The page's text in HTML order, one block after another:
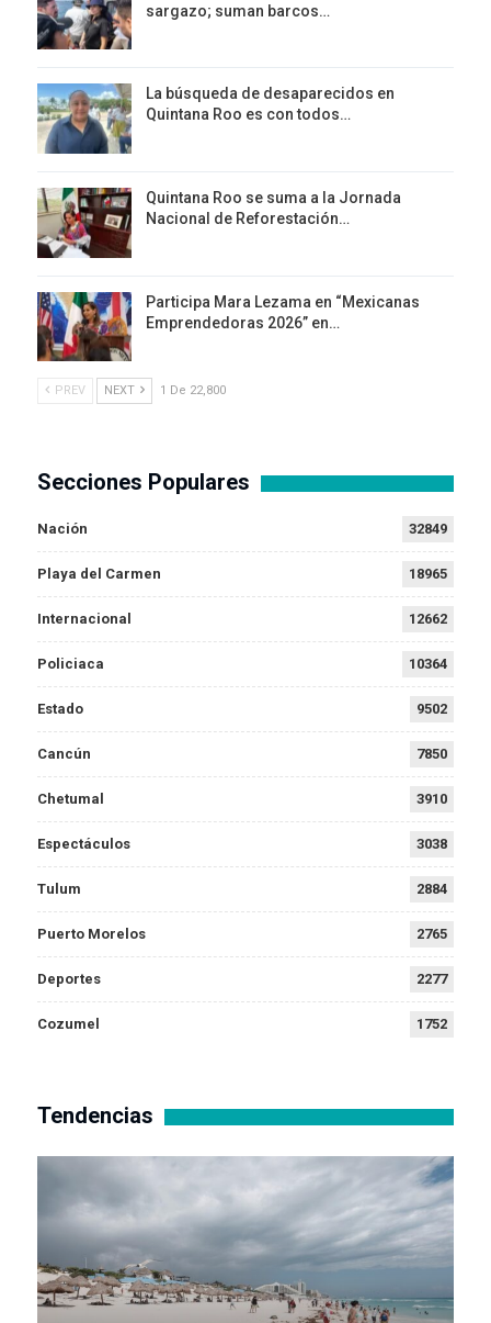
sargazo; suman barcos…
La búsqueda de desaparecidos en
Quintana Roo es con todos…
Quintana Roo se suma a la Jornada
Nacional de Reforestación…
Participa Mara Lezama en “Mexicanas
Emprendedoras 2026” en…
PREV NEXT 1 De 22,800
Secciones Populares
Nación 32849
Playa del Carmen 18965
Internacional 12662
Policiaca 10364
Estado 9502
Cancún 7850
Chetumal 3910
Espectáculos 3038
Tulum 2884
Puerto Morelos 2765
Deportes 2277
Cozumel 1752
Tendencias